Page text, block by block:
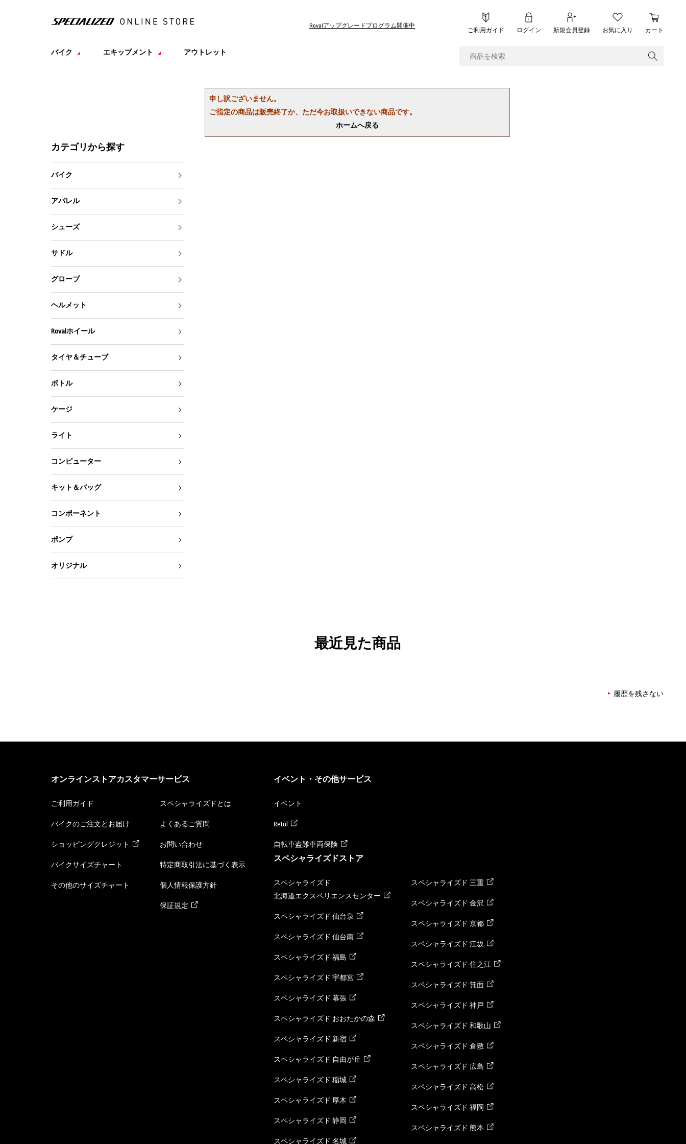
Rovalアップグレードプログラム開催中
ご利用ガイド ログイン 新規会員登録 お気に入り カート
バイク エキップメント アウトレット
申し訳ございません。
ご指定の商品は販売終了か、ただ今お取扱いできない商品です。
ホームへ戻る
カテゴリから探す
バイク
アパレル
シューズ
サドル
グローブ
ヘルメット
Rovalホイール
タイヤ＆チューブ
ボトル
ケージ
ライト
コンピューター
キット＆バッグ
コンポーネント
ポンプ
オリジナル
最近見た商品
履歴を残さない
オンラインストアカスタマーサービス
ご利用ガイド
バイクのご注文とお届け
ショッピングクレジット
バイクサイズチャート
その他のサイズチャート
スペシャライズドとは
よくあるご質問
お問い合わせ
特定商取引法に基づく表示
個人情報保護方針
保証規定
イベント・その他サービス
イベント
Retül
自転車盗難車両保険
スペシャライズドストア
スペシャライズド
北海道エクスペリエンスセンター
スペシャライズド 仙台泉
スペシャライズド 仙台南
スペシャライズド 福島
スペシャライズド 宇都宮
スペシャライズド 幕張
スペシャライズド おおたかの森
スペシャライズド 新宿
スペシャライズド 自由が丘
スペシャライズド 稲城
スペシャライズド 厚木
スペシャライズド 静岡
スペシャライズド 名城
スペシャライズド 三重
スペシャライズド 金沢
スペシャライズド 京都
スペシャライズド 江坂
スペシャライズド 住之江
スペシャライズド 箕面
スペシャライズド 神戸
スペシャライズド 和歌山
スペシャライズド 倉敷
スペシャライズド 広島
スペシャライズド 高松
スペシャライズド 福岡
スペシャライズド 熊本